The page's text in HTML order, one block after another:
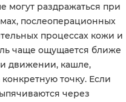
могут раздражаться при
послеоперационных
процессах кожи и
чаще ощущается ближе
движении, кашле,
точку. Если
через